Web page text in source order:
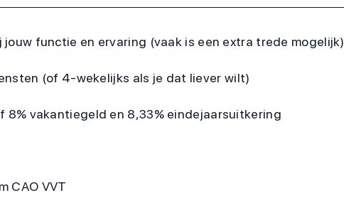
jouw functie en ervaring (vaak is een extra trede mogelijk)
(of 4-wekelijks als je dat liever wilt)
8% vakantiegeld en 8,33% eindejaarsuitkering
CAO VVT